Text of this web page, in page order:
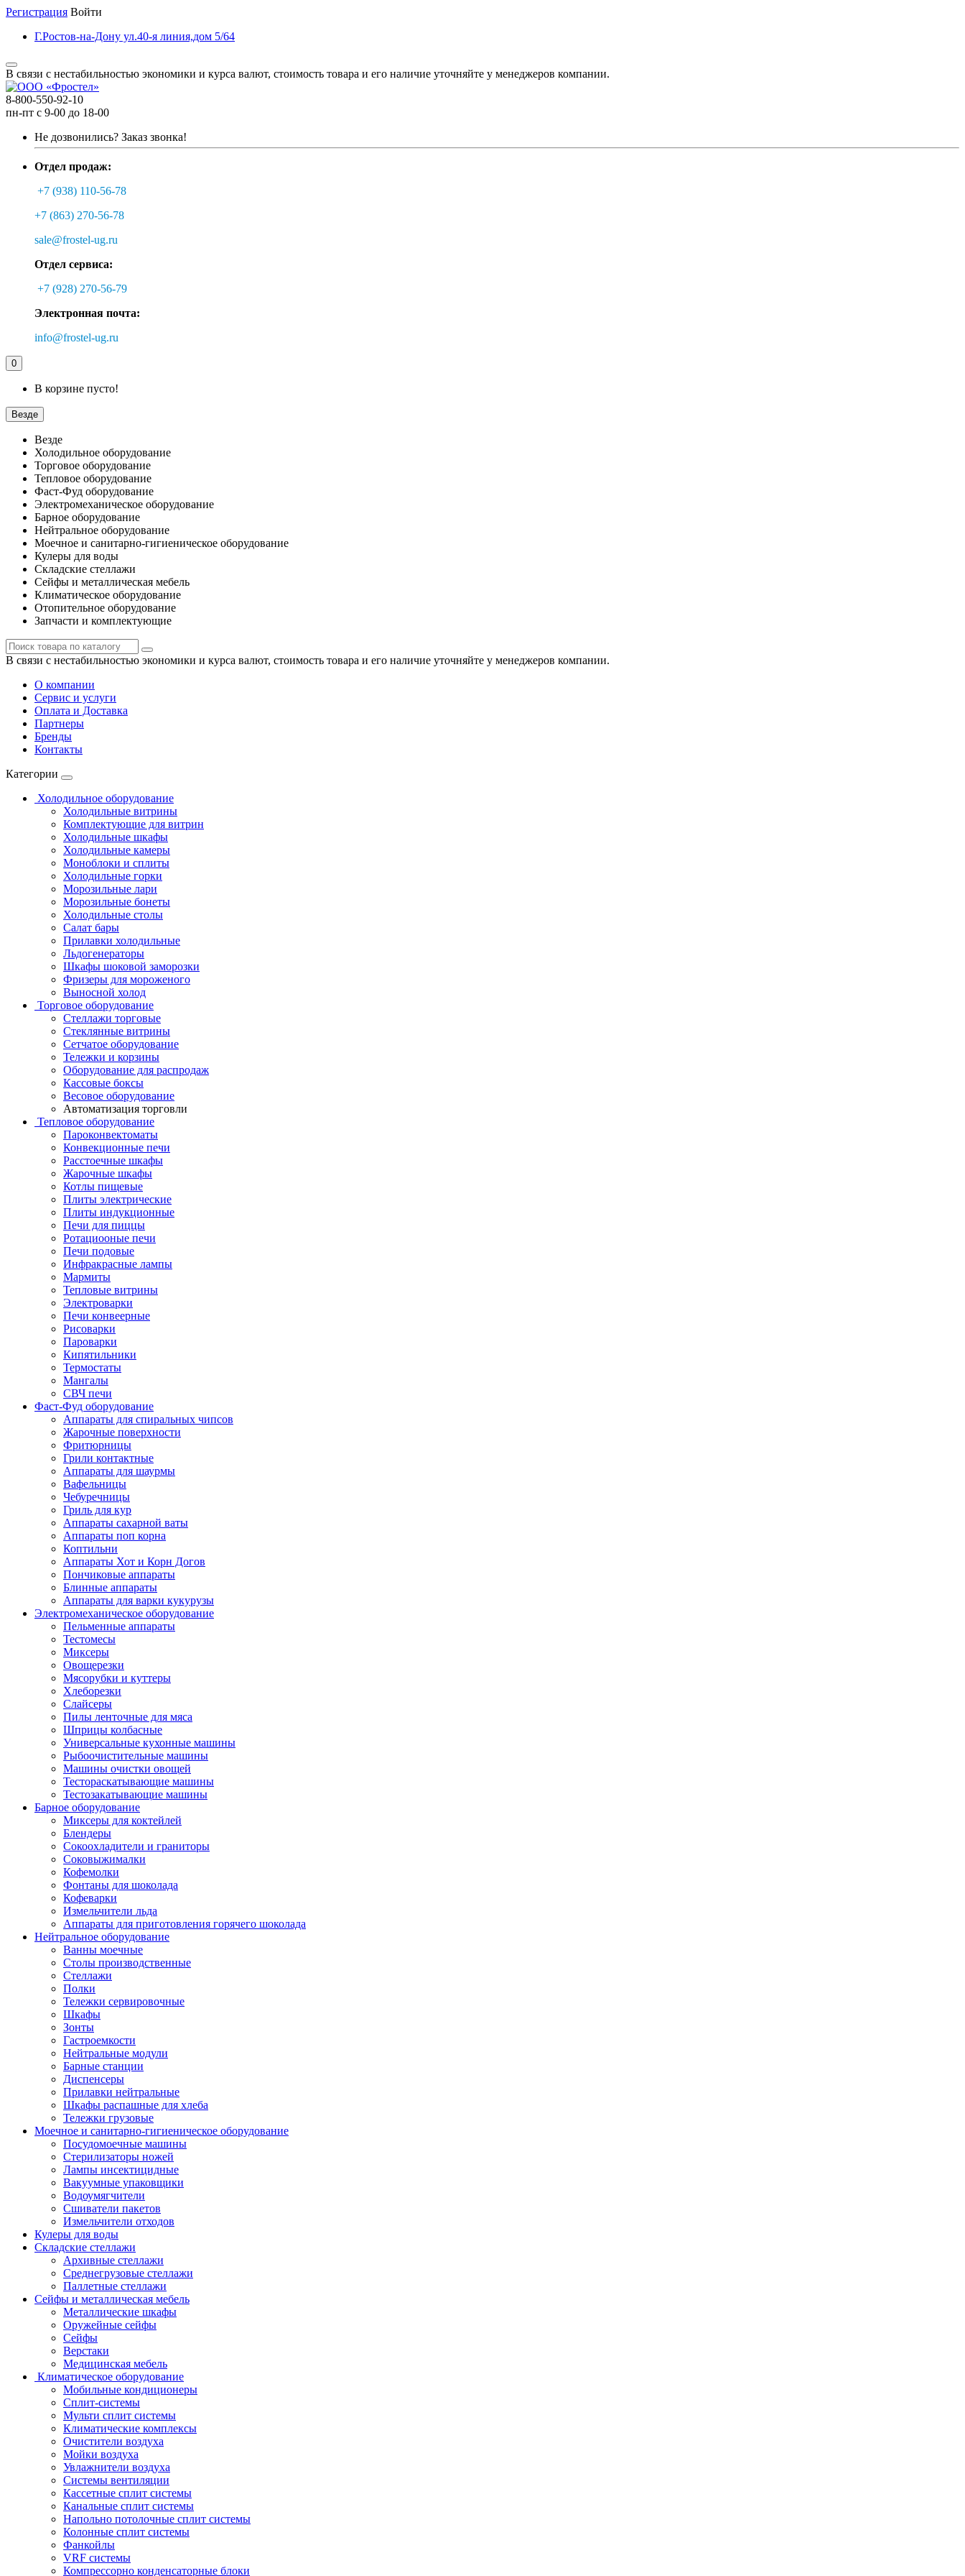
Регистрация Войти
Г.Ростов-на-Дону ул.40-я линия,дом 5/64
В связи с нестабильностью экономики и курса валют, стоимость товара и его наличие уточняйте у менеджеров компании.
8-800-550-92-10
пн-пт с 9-00 до 18-00
Не дозвонились? Заказ звонка!
Отдел продаж:
+7 (938) 110-56-78
+7 (863) 270-56-78
sale@frostel-ug.ru
Отдел сервиса:
+7 (928) 270-56-79
Электронная почта:
info@frostel-ug.ru
0
В корзине пусто!
Везде
Везде
Холодильное оборудование
Торговое оборудование
Тепловое оборудование
Фаст-Фуд оборудование
Электромеханическое оборудование
Барное оборудование
Нейтральное оборудование
Моечное и санитарно-гигиеническое оборудование
Кулеры для воды
Складские стеллажи
Сейфы и металлическая мебель
Климатическое оборудование
Отопительное оборудование
Запчасти и комплектующие
В связи с нестабильностью экономики и курса валют, стоимость товара и его наличие уточняйте у менеджеров компании.
О компании
Сервис и услуги
Оплата и Доставка
Партнеры
Бренды
Контакты
Категории
Холодильное оборудование
Холодильные витрины
Комплектующие для витрин
Холодильные шкафы
Холодильные камеры
Моноблоки и сплиты
Холодильные горки
Морозильные лари
Морозильные бонеты
Холодильные столы
Салат бары
Прилавки холодильные
Льдогенераторы
Шкафы шоковой заморозки
Фризеры для мороженого
Выносной холод
Торговое оборудование
Стеллажи торговые
Стеклянные витрины
Сетчатое оборудование
Тележки и корзины
Оборудование для распродаж
Кассовые боксы
Весовое оборудование
Автоматизация торговли
Тепловое оборудование
Пароконвектоматы
Конвекционные печи
Расстоечные шкафы
Жарочные шкафы
Котлы пищевые
Плиты электрические
Плиты индукционные
Печи для пиццы
Ротациооные печи
Печи подовые
Инфракрасные лампы
Мармиты
Тепловые витрины
Электроварки
Печи конвеерные
Рисоварки
Пароварки
Кипятильники
Термостаты
Мангалы
СВЧ печи
Фаст-Фуд оборудование
Аппараты для спиральных чипсов
Жарочные поверхности
Фритюрницы
Грили контактные
Аппараты для шаурмы
Вафельницы
Чебуречницы
Гриль для кур
Аппараты сахарной ваты
Аппараты поп корна
Коптильни
Аппараты Хот и Корн Догов
Пончиковые аппараты
Блинные аппараты
Аппараты для варки кукурузы
Электромеханическое оборудование
Пельменные аппараты
Тестомесы
Миксеры
Овощерезки
Мясорубки и куттеры
Хлеборезки
Слайсеры
Пилы ленточные для мяса
Шприцы колбасные
Универсальные кухонные машины
Рыбоочистительные машины
Машины очистки овощей
Тестораскатывающие машины
Тестозакатывающие машины
Барное оборудование
Миксеры для коктейлей
Блендеры
Сокоохладители и граниторы
Соковыжималки
Кофемолки
Фонтаны для шоколада
Кофеварки
Измельчители льда
Аппараты для приготовления горячего шоколада
Нейтральное оборудование
Ванны моечные
Столы производственные
Стеллажи
Полки
Тележки сервировочные
Шкафы
Зонты
Гастроемкости
Нейтральные модули
Барные станции
Диспенсеры
Прилавки нейтральные
Шкафы распашные для хлеба
Тележки грузовые
Моечное и санитарно-гигиеническое оборудование
Посудомоечные машины
Стерилизаторы ножей
Лампы инсектицидные
Вакуумные упаковщики
Водоумягчители
Сшиватели пакетов
Измельчители отходов
Кулеры для воды
Складские стеллажи
Архивные стеллажи
Среднегрузовые стеллажи
Паллетные стеллажи
Сейфы и металлическая мебель
Металлические шкафы
Оружейные сейфы
Сейфы
Верстаки
Медицинская мебель
Климатическое оборудование
Мобильные кондиционеры
Сплит-системы
Мульти сплит системы
Климатические комплексы
Очистители воздуха
Мойки воздуха
Увлажнители воздуха
Системы вентиляции
Кассетные сплит системы
Канальные сплит системы
Напольно потолочные сплит системы
Колонные сплит системы
Фанкойлы
VRF системы
Компрессорно конденсаторные блоки